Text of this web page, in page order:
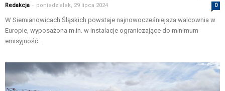
Redakcja - poniedziałek, 29 lipca 2024 0
W Siemianowicach Śląskich powstaje najnowocześniejsza walcownia w
Europie, wyposażona m.in. w instalacje ograniczające do minimum
emisyjność...